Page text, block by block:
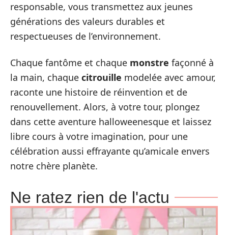
responsable, vous transmettez aux jeunes
générations des valeurs durables et
respectueuses de l’environnement.
Chaque fantôme et chaque monstre façonné à
la main, chaque citrouille modelée avec amour,
raconte une histoire de réinvention et de
renouvellement. Alors, à votre tour, plongez
dans cette aventure halloweenesque et laissez
libre cours à votre imagination, pour une
célébration aussi effrayante qu’amicale envers
notre chère planète.
Ne ratez rien de l'actu